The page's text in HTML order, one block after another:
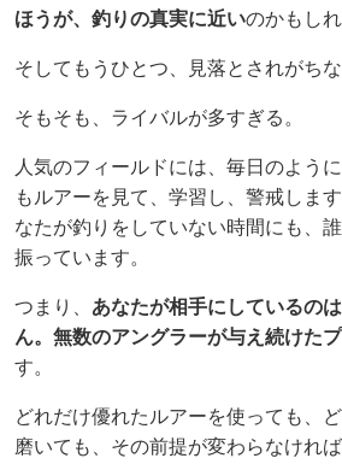
ほうが、釣りの真実に近いのかもしれ
そしてもうひとつ、見落とされがち
そもそも、ライバルが多すぎる。
人気のフィールドには、毎日のよう
もルアーを見て、学習し、警戒しま
なたが釣りをしていない時間にも、
振っています。
つまり、 あなたが相手にしているの
ん。無数のアングラーが与え続けた
す。
どれだけ優れたルアーを使っても、
磨いても、その前提が変わらなけれ